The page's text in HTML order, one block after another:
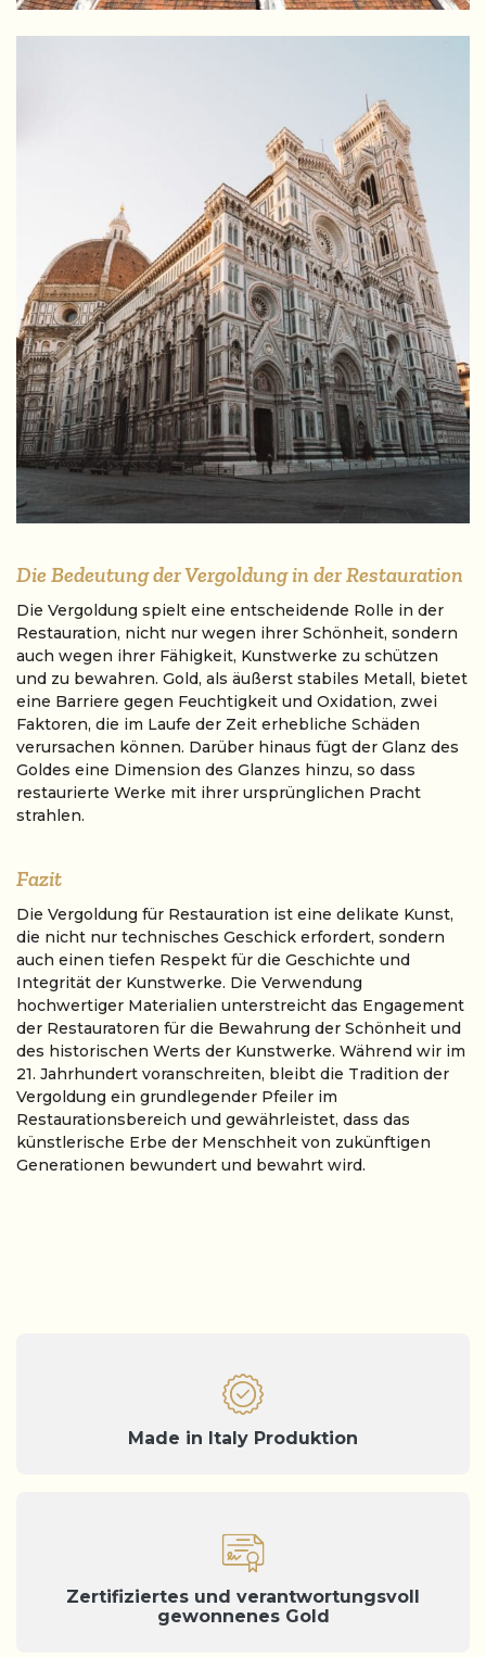
Die Bedeutung der Vergoldung in der Restauration
Die Vergoldung spielt eine entscheidende Rolle in der
Restauration, nicht nur wegen ihrer Schönheit, sondern
auch wegen ihrer Fähigkeit, Kunstwerke zu schützen
und zu bewahren. Gold, als äußerst stabiles Metall, bietet
eine Barriere gegen Feuchtigkeit und Oxidation, zwei
Faktoren, die im Laufe der Zeit erhebliche Schäden
verursachen können. Darüber hinaus fügt der Glanz des
Goldes eine Dimension des Glanzes hinzu, so dass
restaurierte Werke mit ihrer ursprünglichen Pracht
strahlen.
Fazit
Die Vergoldung für Restauration ist eine delikate Kunst,
die nicht nur technisches Geschick erfordert, sondern
auch einen tiefen Respekt für die Geschichte und
Integrität der Kunstwerke. Die Verwendung
hochwertiger Materialien unterstreicht das Engagement
der Restauratoren für die Bewahrung der Schönheit und
des historischen Werts der Kunstwerke. Während wir im
21. Jahrhundert voranschreiten, bleibt die Tradition der
Vergoldung ein grundlegender Pfeiler im
Restaurationsbereich und gewährleistet, dass das
künstlerische Erbe der Menschheit von zukünftigen
Generationen bewundert und bewahrt wird.
Made in Italy Produktion
Zertifiziertes und verantwortungsvoll
gewonnenes Gold